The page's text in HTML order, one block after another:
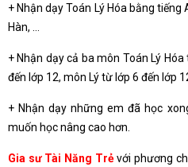
+ Nhận dạy Toán Lý Hóa bằng
Hàn, …
+ Nhận dạy cả ba môn Toán Lý
đến lớp 12, môn Lý từ lớp 6 đến lớp
+ Nhận dạy những em đã học
muốn học nâng cao hơn.
Gia sư Tài Năng Trẻvới phương